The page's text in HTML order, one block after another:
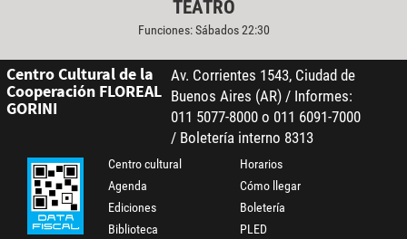
TEATRO
Funciones: Sábados 22:30
Centro Cultural de la
Cooperación FLOREAL
GORINI
Av. Corrientes 1543, Ciudad de
Buenos Aires (AR) / Informes:
011 5077-8000 o 011 6091-7000
/ Boletería interno 8313
Centro cultural
Agenda
Ediciones
Biblioteca
Horarios
Cómo llegar
Boletería
PLED